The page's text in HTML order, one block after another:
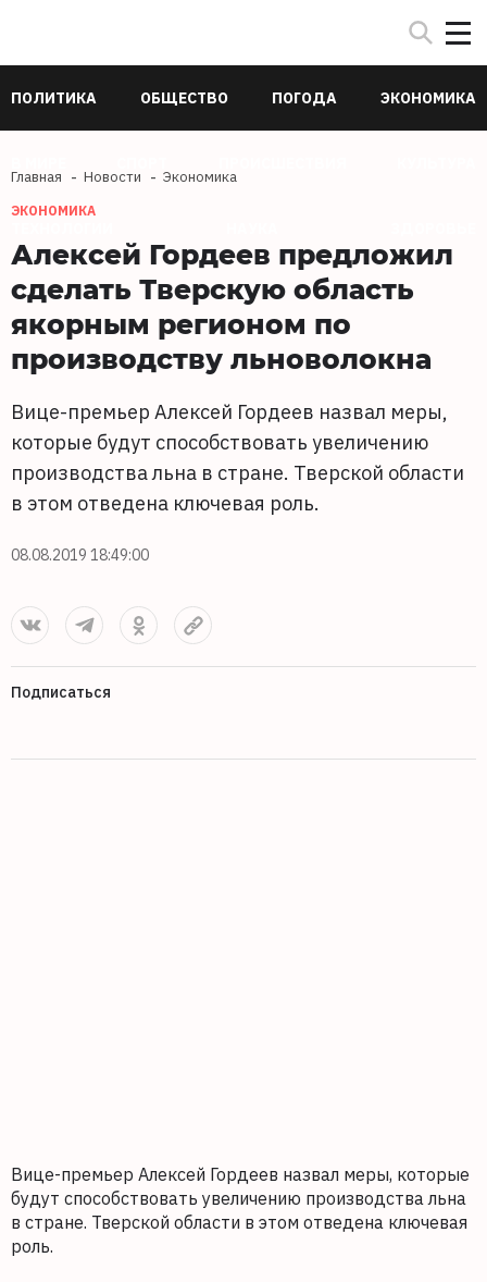
ПОЛИТИКА ОБЩЕСТВО ПОГОДА ЭКОНОМИКА
Главная Новости Экономика
ЭКОНОМИКА
Алексей Гордеев предложил
сделать Тверскую область
якорным регионом по
производству льноволокна
Вице-премьер Алексей Гордеев назвал меры,
которые будут способствовать увеличению
производства льна в стране. Тверской области
в этом отведена ключевая роль.
08.08.2019 18:49:00
Подписаться
Вице-премьер Алексей Гордеев назвал меры, которые
будут способствовать увеличению производства льна
в стране. Тверской области в этом отведена ключевая
роль.